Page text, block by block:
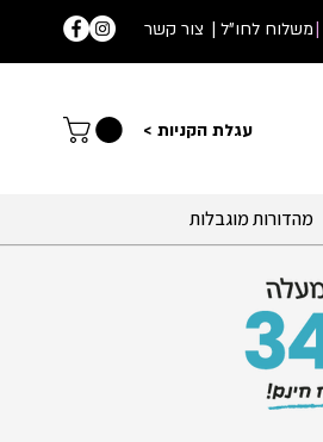
צור קשר | משלוח לחו"ל
עגלת הקניות >
מהדורות מוגבלות